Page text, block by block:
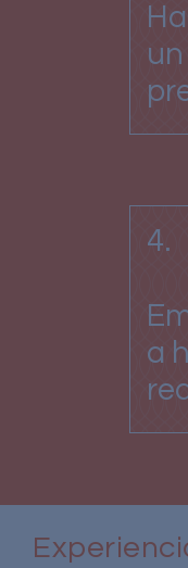
un
4.
a